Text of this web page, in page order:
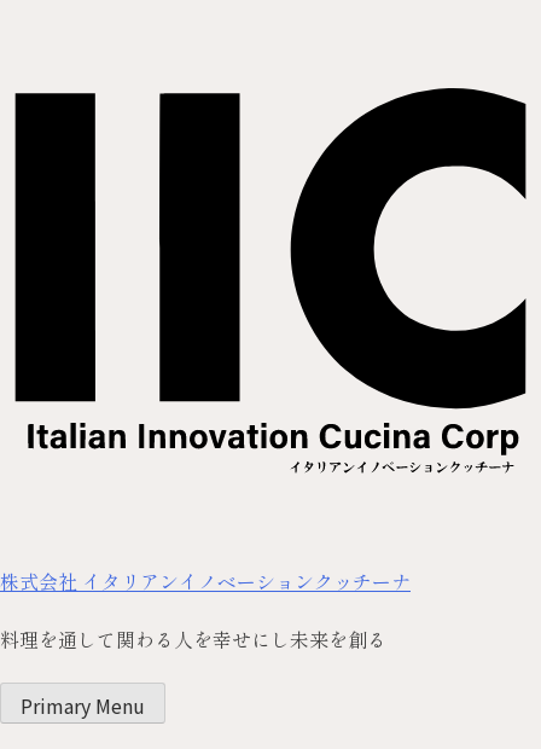
株式会社 イタリアンイノベーションクッチーナ
料理を通して関わる人を幸せにし未来を創る
Primary Menu